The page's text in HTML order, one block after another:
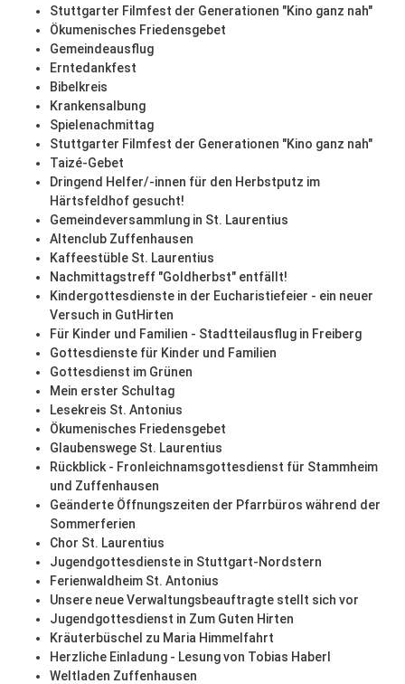
Stuttgarter Filmfest der Generationen "Kino ganz nah"
Ökumenisches Friedensgebet
Gemeindeausflug
Erntedankfest
Bibelkreis
Krankensalbung
Spielenachmittag
Stuttgarter Filmfest der Generationen "Kino ganz nah"
Taizé-Gebet
Dringend Helfer/-innen für den Herbstputz im
Härtsfeldhof gesucht!
Gemeindeversammlung in St. Laurentius
Altenclub Zuffenhausen
Kaffeestüble St. Laurentius
Nachmittagstreff "Goldherbst" entfällt!
Kindergottesdienste in der Eucharistiefeier - ein neuer
Versuch in GutHirten
Für Kinder und Familien - Stadtteilausflug in Freiberg
Gottesdienste für Kinder und Familien
Gottesdienst im Grünen
Mein erster Schultag
Lesekreis St. Antonius
Ökumenisches Friedensgebet
Glaubenswege St. Laurentius
Rückblick - Fronleichnamsgottesdienst für Stammheim
und Zuffenhausen
Geänderte Öffnungszeiten der Pfarrbüros während der
Sommerferien
Chor St. Laurentius
Jugendgottesdienste in Stuttgart-Nordstern
Ferienwaldheim St. Antonius
Unsere neue Verwaltungsbeauftragte stellt sich vor
Jugendgottesdienst in Zum Guten Hirten
Kräuterbüschel zu Maria Himmelfahrt
Herzliche Einladung - Lesung von Tobias Haberl
Weltladen Zuffenhausen